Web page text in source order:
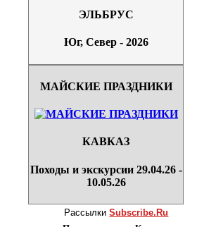
ЭЛЬБРУС
Юг, Север - 2026
МАЙСКИЕ ПРАЗДНИКИ
КАВКАЗ
Походы и экскурсии 29.04.26 -
10.05.26
РассылкиSubscribe.Ru